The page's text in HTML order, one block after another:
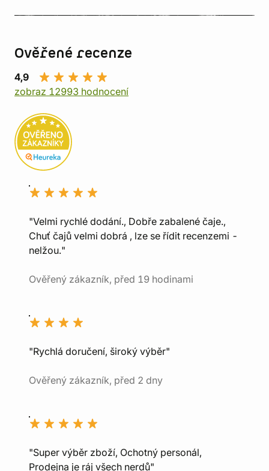
Ověřené recenze
4,9
zobraz 12993 hodnocení
"Velmi rychlé dodání., Dobře zabalené čaje.,
Chuť čajů velmi dobrá , lze se řídit recenzemi -
nelžou."
Ověřený zákazník, před 19 hodinami
"Rychlá doručení, široký výběr"
Ověřený zákazník, před 2 dny
"Super výběr zboží, Ochotný personál,
Prodejna je ráj všech nerdů"